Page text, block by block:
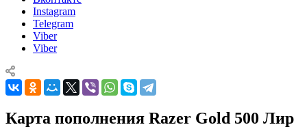
Instagram
Telegram
Viber
Viber
Карта пополнения Razer Gold 500 Лир